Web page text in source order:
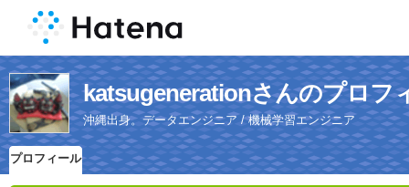
katsugenerationさんのプロフ
沖縄出身。データエンジニア / 機械学習エンジニア
プロフィール